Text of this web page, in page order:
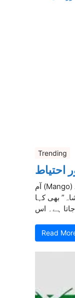
Trending
احتیاط
آم (Mango) ایک نہایت مزیدار اور غذائیت سے
بھی کہا
Read